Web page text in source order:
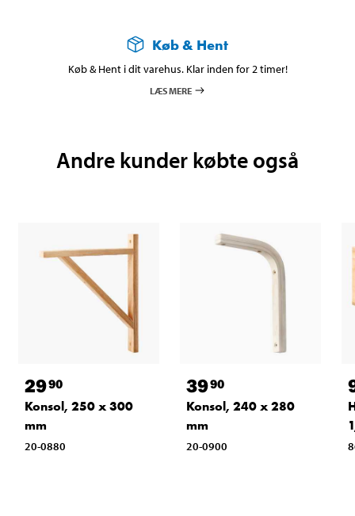
Køb & Hent
Køb & Hent i dit varehus. Klar inden for 2 timer!
LÆS MERE
Andre kunder købte også
2990
Konsol, 250 x 300
mm
20-0880
3990
Konsol, 240 x 280
mm
20-0900